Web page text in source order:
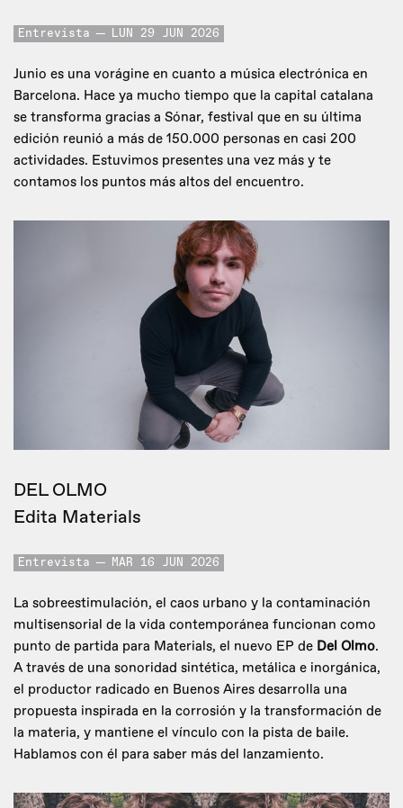
Entrevista LUN 29 JUN 2026
Junio es una vorágine en cuanto a música electrónica en
Barcelona. Hace ya mucho tiempo que la capital catalana
se transforma gracias a Sónar, festival que en su última
edición reunió a más de 150.000 personas en casi 200
actividades. Estuvimos presentes una vez más y te
contamos los puntos más altos del encuentro.
DEL OLMO
Edita Materials
Entrevista MAR 16 JUN 2026
La sobreestimulación, el caos urbano y la contaminación
multisensorial de la vida contemporánea funcionan como
punto de partida para Materials, el nuevo EP de Del Olmo.
A través de una sonoridad sintética, metálica e inorgánica,
el productor radicado en Buenos Aires desarrolla una
propuesta inspirada en la corrosión y la transformación de
la materia, y mantiene el vínculo con la pista de baile.
Hablamos con él para saber más del lanzamiento.